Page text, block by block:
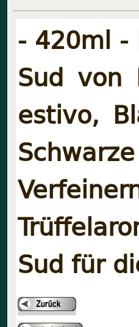
- 420ml -
Sud von
estivo,
Sud für